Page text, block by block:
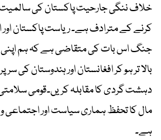
خلاف ننگی جارحیت پاکستان کی سالمیت
کرنے کے مترادف ہے۔ ریاست پاکستان
جنگ اس بات کی متقاضی ہے کہ ہم
بالا تر ہو کر افغانستان اور ہندوستان کی
دہشت گردی کا مقابلہ کریں۔قومی سلامتی
مال کا تحفظ ہماری سیاست اور اجتماعی
ہے۔